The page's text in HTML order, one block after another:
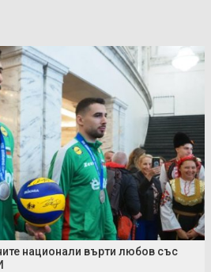
национали върти любов със